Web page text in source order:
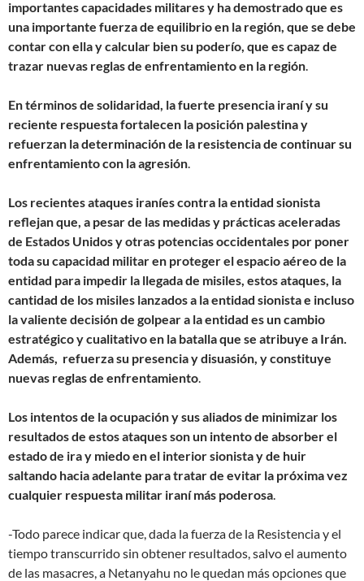
importantes capacidades militares y ha demostrado que es
una importante fuerza de equilibrio en la región, que se debe
contar con ella y calcular bien su poderío, que es capaz de
trazar nuevas reglas de enfrentamiento en la región
En términos de solidaridad, la fuerte presencia iraní y su
reciente respuesta fortalecen la posición palestina y
refuerzan la determinación de la resistencia de continuar su
enfrentamiento con la agresión
Los recientes ataques iraníes contra la entidad sionista
reflejan que, a pesar de las medidas y prácticas aceleradas
de Estados Unidos y otras potencias occidentales por poner
toda su capacidad militar en proteger el espacio aéreo de la
entidad para impedir la llegada de misiles, estos ataques, la
cantidad de los misiles lanzados a la entidad sionista e incluso
la valiente decisión de golpear a la entidad es un cambio
estratégico y cualitativo en la batalla que se atribuye a Irán.
Además, refuerza su presencia y disuasión, y constituye
nuevas reglas de enfrentamiento
Los intentos de la ocupación y sus aliados de minimizar los
resultados de estos ataques son un intento de absorber el
estado de ira y miedo en el interior sionista y de huir
saltando hacia adelante para tratar de evitar la próxima vez
cualquier respuesta militar iraní más poderosa
-Todo parece indicar que, dada la fuerza de la Resistencia y el
tiempo transcurrido sin obtener resultados, salvo el aumento
de las masacres, a Netanyahu no le quedan más opciones que